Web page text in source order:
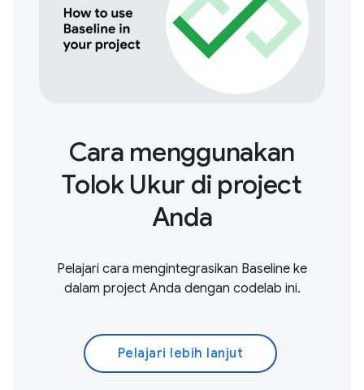
Cara menggunakan
Tolok Ukur di project
Anda
Pelajari cara mengintegrasikan Baseline ke
dalam project Anda dengan codelab ini.
Pelajari lebih lanjut